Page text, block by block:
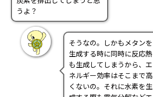
うよ？
そうなの。しかもメタンを
生成する時に同時に反応熱
も生成してしまうから、エ
ネルギー効率はそこまで高
くないの。それに水素を生